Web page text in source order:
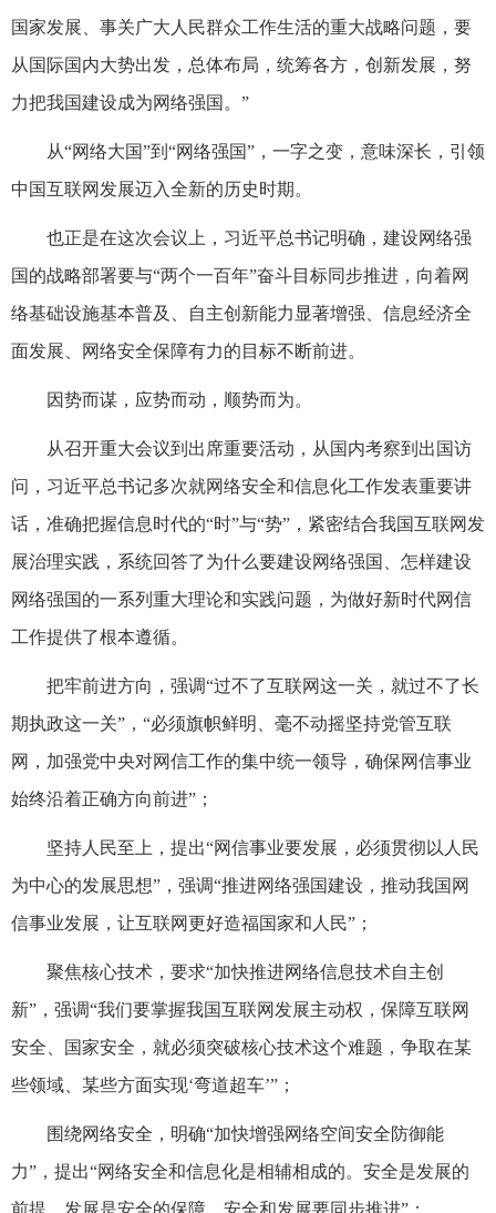
国家发展、事关广大人民群众工作生活的重大战略问题，要
从国际国内大势出发，总体布局，统筹各方，创新发展，努
力把我国建设成为网络强国。”
从“网络大国”到“网络强国”，一字之变，意味深长，引领
中国互联网发展迈入全新的历史时期。
也正是在这次会议上，习近平总书记明确，建设网络强
国的战略部署要与“两个一百年”奋斗目标同步推进，向着网
络基础设施基本普及、自主创新能力显著增强、信息经济全
面发展、网络安全保障有力的目标不断前进。
因势而谋，应势而动，顺势而为。
从召开重大会议到出席重要活动，从国内考察到出国访
问，习近平总书记多次就网络安全和信息化工作发表重要讲
话，准确把握信息时代的“时”与“势”，紧密结合我国互联网发
展治理实践，系统回答了为什么要建设网络强国、怎样建设
网络强国的一系列重大理论和实践问题，为做好新时代网信
工作提供了根本遵循。
把牢前进方向，强调“过不了互联网这一关，就过不了长
期执政这一关”，“必须旗帜鲜明、毫不动摇坚持党管互联
网，加强党中央对网信工作的集中统一领导，确保网信事业
始终沿着正确方向前进”；
坚持人民至上，提出“网信事业要发展，必须贯彻以人民
为中心的发展思想”，强调“推进网络强国建设，推动我国网
信事业发展，让互联网更好造福国家和人民”；
聚焦核心技术，要求“加快推进网络信息技术自主创
新”，强调“我们要掌握我国互联网发展主动权，保障互联网
安全、国家安全，就必须突破核心技术这个难题，争取在某
些领域、某些方面实现‘弯道超车’”；
围绕网络安全，明确“加快增强网络空间安全防御能
力”，提出“网络安全和信息化是相辅相成的。安全是发展的
前提，发展是安全的保障，安全和发展要同步推进”；